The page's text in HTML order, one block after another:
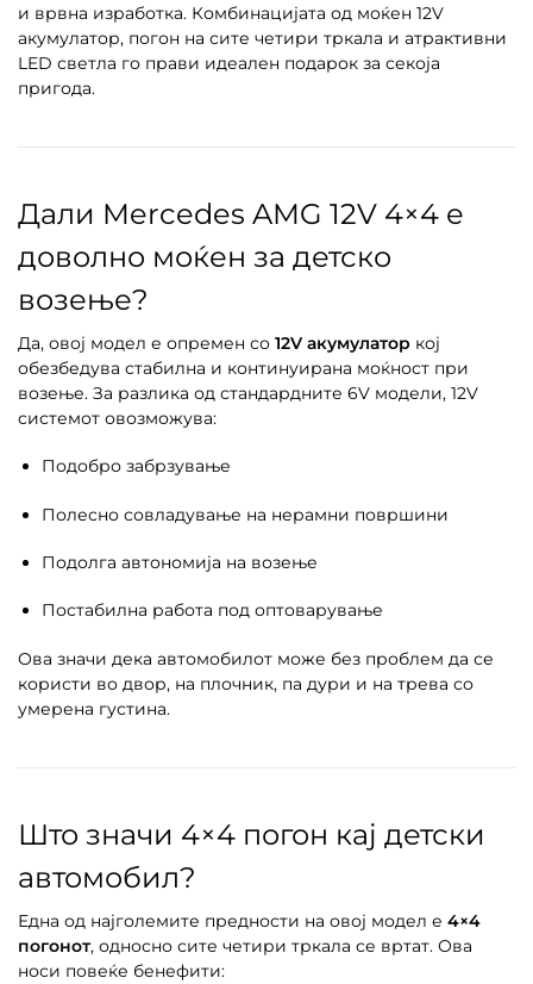
и врвна изработка. Комбинацијата од моќен 12V
акумулатор, погон на сите четири тркала и атрактивни
LED светла го прави идеален подарок за секоја
пригода.
Дали Mercedes AMG 12V 4×4 е
доволно моќен за детско
возење?
Да, овој модел е опремен со 12V акумулатор кој
обезбедува стабилна и континуирана моќност при
возење. За разлика од стандардните 6V модели, 12V
системот овозможува:
Подобро забрзување
Полесно совладување на нерамни површини
Подолга автономија на возење
Постабилна работа под оптоварување
Ова значи дека автомобилот може без проблем да се
користи во двор, на плочник, па дури и на трева со
умерена густина.
Што значи 4×4 погон кај детски
автомобил?
Една од најголемите предности на овој модел е 4×4
погонот, односно сите четири тркала се вртат. Ова
носи повеќе бенефити: